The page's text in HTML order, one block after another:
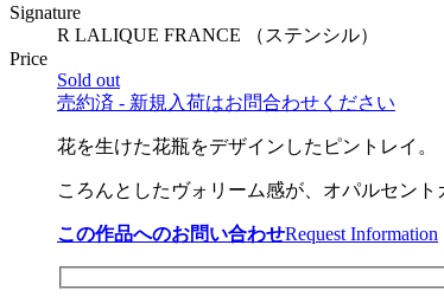
Signature
R LALIQUE FRANCE （ステンシル）
Price
Sold out
売約済 - 新規入荷はお問合わせください
花を生けた花瓶をデザインしたピントレイ。
ころんとしたヴォリーム感が、オパルセント
この作品へのお問い合わせRequest Information